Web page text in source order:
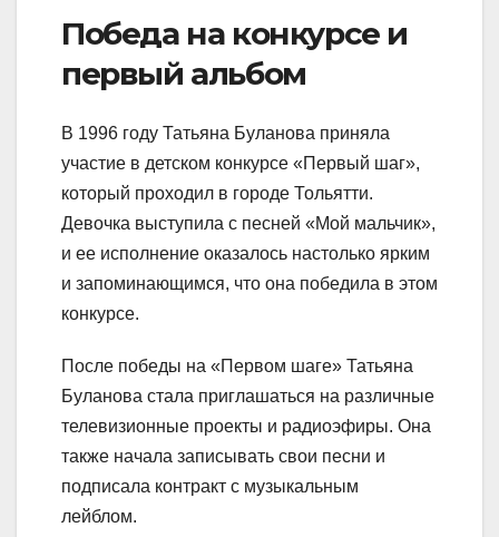
Победа на конкурсе и
первый альбом
В 1996 году Татьяна Буланова приняла
участие в детском конкурсе «Первый шаг»,
который проходил в городе Тольятти.
Девочка выступила с песней «Мой мальчик»,
и ее исполнение оказалось настолько ярким
и запоминающимся, что она победила в этом
конкурсе.
После победы на «Первом шаге» Татьяна
Буланова стала приглашаться на различные
телевизионные проекты и радиоэфиры. Она
также начала записывать свои песни и
подписала контракт с музыкальным
лейблом.